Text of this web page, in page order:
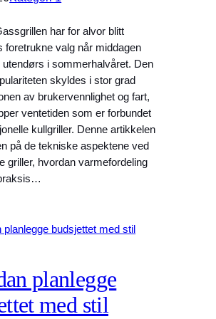
har for alvor blitt
foretrukne valg når middagen
i sommerhalvåret. Den
skyldes i stor grad
av brukervennlighet og fart,
ventetiden som er forbundet
kullgriller. Denne artikkelen
på de tekniske aspektene ved
griller, hvordan varmefordeling
planlegge
med stil